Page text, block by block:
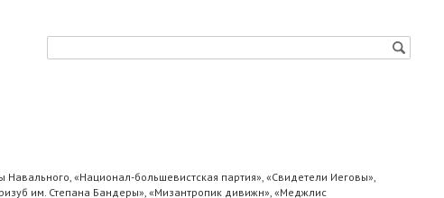
«Национал-большевистская партия», «Свидетели Иеговы»,
им. Степана Бандеры», «Мизантропик дивижн», «Меджлис